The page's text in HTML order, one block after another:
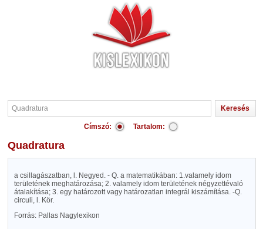
Címszó: Tartalom:
Quadratura
a csillagászatban, l. Negyed. - Q. a matematikában: 1.valamely idom
területének meghatározása; 2. valamely idom területének négyzettévaló
átalakítása; 3. egy határozott vagy határozatlan integrál kiszámítása. -Q.
circuli, l. Kör.
Forrás: Pallas Nagylexikon